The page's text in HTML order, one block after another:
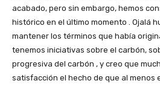
acabado, pero sin embargo, hemos
histórico en el último momento . Ojalá
mantener los términos que había
tenemos iniciativas sobre el carbón,
progresiva del carbón , y creo que
satisfacción el hecho de que al menos